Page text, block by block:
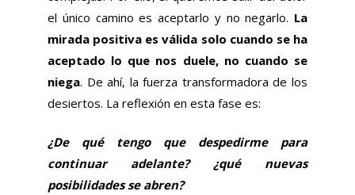
el único camino es aceptarlo y no negarlo. La
mirada positiva es válida solo cuando se ha
aceptado lo que nos duele, no cuando se
niega. De ahí, la fuerza transformadora de los
desiertos. La reflexión en esta fase es:
¿De qué tengo que despedirme para
continuar adelante? ¿qué nuevas
posibilidades se abren?